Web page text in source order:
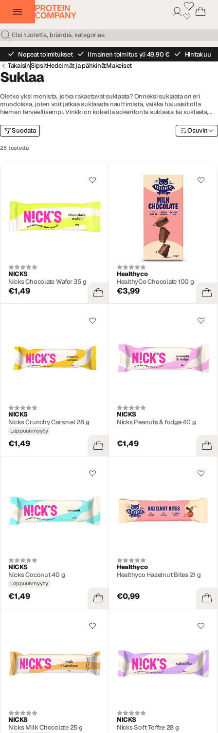
Nopeat toimitukset Ilmainen toimitus yli 49,90 €
Hintakuu
TakaisinSipsitHedelmät ja pähkinätMakeiset
Suklaa
Oletko yksi monista, jotka rakastavat suklaata? Onneksi suklaata on eri
muodoissa, joten voit jatkaa suklaasta nauttimista, vaikka haluaisit olla
hieman terveellisempi. Vinkki on kokeilla sokeritonta suklaata tai suklaata,
Suodata
25 tuotetta
Osuvin
NICKS
Nicks Chocolate Wafer 35 g
€1,49
Healthyco
HealthyCo Chocolate 100 g
€3,99
NICKS
Nicks Crunchy Caramel 28 g
Loppuunmyyty
€1,49
NICKS
Nicks Peanuts & fudge 40 g
€1,49
NICKS
Nicks Coconut 40 g
Loppuunmyyty
€1,49
Healthyco
Healthyco Hazelnut Bites 21 g
€0,99
NICKS
Nicks Milk Chocolate 25 g
NICKS
Nicks Soft Toffee 28 g